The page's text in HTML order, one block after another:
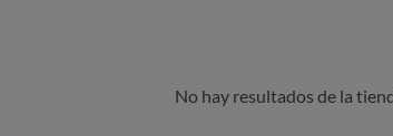
No hay resultados de la